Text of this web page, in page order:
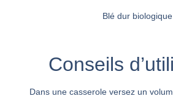
Blé dur biologique
Conseils
Dans une casserole versez un